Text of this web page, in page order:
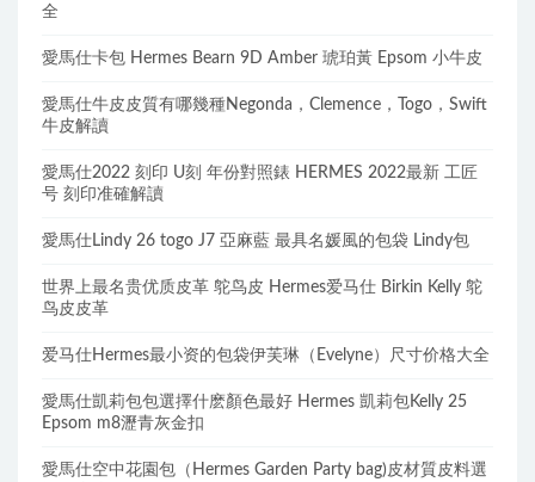
全
愛馬仕卡包 Hermes Bearn 9D Amber 琥珀黃 Epsom 小牛皮
愛馬仕牛皮皮質有哪幾種Negonda，Clemence，Togo，Swift
牛皮解讀
愛馬仕2022 刻印 U刻 年份對照錶 HERMES 2022最新 工匠
号 刻印准確解讀
愛馬仕Lindy 26 togo J7 亞麻藍 最具名媛風的包袋 Lindy包
世界上最名贵优质皮革 鸵鸟皮 Hermes爱马仕 Birkin Kelly 鸵
鸟皮皮革
爱马仕Hermes最小资的包袋伊芙琳（Evelyne）尺寸价格大全
愛馬仕凱莉包包選擇什麽顏色最好 Hermes 凱莉包Kelly 25
Epsom m8瀝青灰金扣
愛馬仕空中花園包（Hermes Garden Party bag)皮材質皮料選